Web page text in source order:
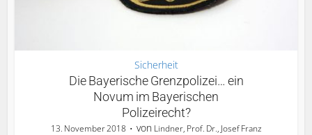
Sicherheit
Die Bayerische Grenzpolizei… ein
Novum im Bayerischen
Polizeirecht?
13. November 2018 von Lindner, Prof. Dr., Josef Franz